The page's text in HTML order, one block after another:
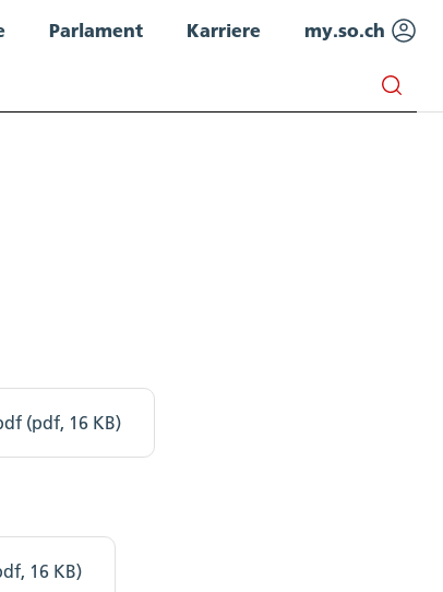
Parlament Karriere my.so.ch
(pdf, 16 KB)
16 KB)